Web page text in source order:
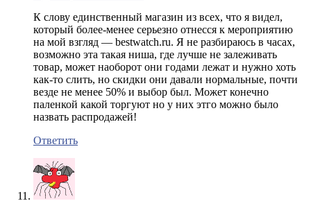
К слову единственный магазин из всех, что я видел,
который более-менее серьезно отнесся к мероприятию
на мой взгляд — bestwatch.ru. Я не разбираюсь в часах,
возможно эта такая ниша, где лучше не залеживать
товар, может наоборот они годами лежат и нужно хоть
как-то слить, но скидки они давали нормальные, почти
везде не менее 50% и выбор был. Может конечно
паленкой какой торгуют но у них этго можно было
назвать распродажей!
Ответить